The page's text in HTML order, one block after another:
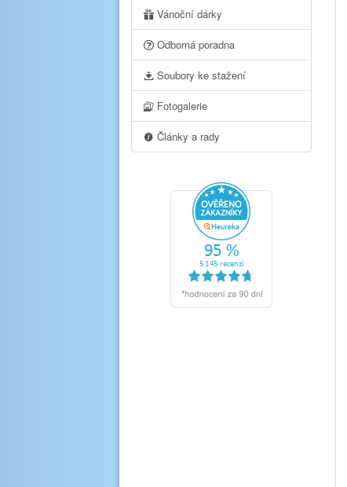
Vánoční dárky
Odborná poradna
Soubory ke stažení
Fotogalerie
Články a rady